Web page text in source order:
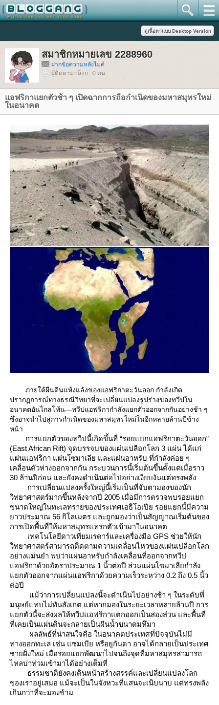
สมาชิกหมายเลข 2288960
ฝากข้อความหลังไมค์
ผู้ติดตามบล็อก : 0 คน
อฟริกาแยกตัวช้า ๆ เปิดฉากการถือกำเนิดของมหาสมุทรใหม่
นอนาคต
ภายใต้ผืนดินแห้งแล้งของแอฟริกาตะวันออก กำลังเกิด
ปรากฏการณ์ทางธรณีวิทยาที่จะเปลี่ยนแปลงรูปร่างของทวีปใน
อนาคตอันไกลโพ้น—ทวีปแอฟริกากำลังแยกตัวออกจากกันอย่างช้า ๆ
ซึ่งอาจนำไปสู่การกำเนิดของมหาสมุทรใหม่ในอีกหลายล้านปีข้าง
หน้า
การแยกตัวของทวีปนี้เกิดขึ้นที่ “รอยแยกแอฟริกาตะวันออก”
(East African Rift) จุดบรรจบของแผ่นเปลือกโลก 3 แผ่น ได้แก่
ผ่นแอฟริกา แผ่นโซมาเลีย และแผ่นอาหรับ ที่กำลังค่อย ๆ
เคลื่อนตัวห่างออกจากกัน กระบวนการนี้เริ่มต้นขึ้นตั้งแต่เมื่อราว
30 ล้านปีก่อน และยังคงดำเนินต่อไปอย่างเงียบงันแต่ทรงพลัง
การเปลี่ยนแปลงครั้งใหญ่นี้เริ่มเป็นที่จับตามองของนัก
วิทยาศาสตร์มากขึ้นหลังจากปี 2005 เมื่อมีการตรวจพบรอยแยก
ขนาดใหญ่ในทะเลทรายของประเทศเอธิโอเปีย รอยแยกนี้มีความ
าวประมาณ 56 กิโลเมตร และถูกมองว่าเป็นสัญญาณเริ่มต้นของ
การเปิดพื้นที่ให้มหาสมุทรแทรกตัวเข้ามาในอนาคต
เทคโนโลยีดาวเทียมเรดาร์และเครื่องมือ GPS ช่วยให้นัก
วิทยาศาสตร์สามารถติดตามความเคลื่อนไหวของแผ่นเปลือกโลก
อย่างแม่นยำ พบว่าแผ่นอาหรับกำลังเคลื่อนที่ออกจากทวีป
อฟริกาด้วยอัตราประมาณ 1 นิ้วต่อปี ส่วนแผ่นโซมาเลียกำลัง
กตัวออกจากแผ่นแอฟริกาด้วยความเร็วระหว่าง 0.2 ถึง 0.5 นิ้ว
ต่อปี
ม้ว่าการเปลี่ยนแปลงนี้จะดำเนินไปอย่างช้า ๆ ในระดับที่
มนุษย์แทบไม่ทันสังเกต แต่หากมองในระยะเวลาหลายล้านปี การ
กตัวนี้จะส่งผลให้ทวีปแอฟริกาแตกออกเป็นสองส่วน และพื้นที่
ที่เคยเป็นแผ่นดินจะกลายเป็นผืนน้ำขนาดมหึมา
ผลลัพธ์ที่น่าสนใจคือ ในอนาคตประเทศที่ปัจจุบันไม่มี
ทางออกทะเล เช่น แซมเบีย หรือยูกันดา อาจได้กลายเป็นประเทศ
ชายฝั่งใหม่ เมื่อรอยแยกพัฒนาไปจนถึงจุดที่มหาสมุทรสามารถ
ไหลบ่าท่วมเข้ามาได้อย่างเต็มที่
ธรรมชาติยังคงเดินหน้าสร้างสรรค์และเปลี่ยนแปลงโลก
ของเราอยู่เสมอ แม้จะเป็นในจังหวะที่แสนจะเนิบนาบ แต่ทรงพลัง
เกินกว่าที่จะมองข้าม